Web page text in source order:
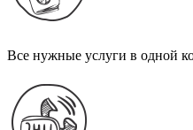
Все нужные услуги в одной